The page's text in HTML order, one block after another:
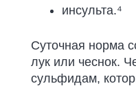
инсульта.⁴
Суточная норма
лук или чеснок.
сульфидам,